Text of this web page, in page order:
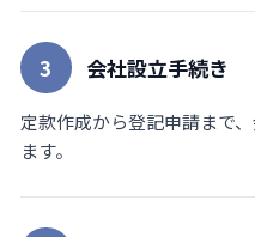
3 会社設立手続き
定款作成から登記申請まで
ます。